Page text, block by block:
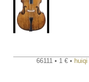
66111 • 1 € • huiqi